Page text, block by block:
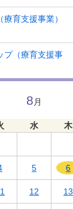
育支援事業）
プ（療育支援事
8 月
水 木
5 6
12 13